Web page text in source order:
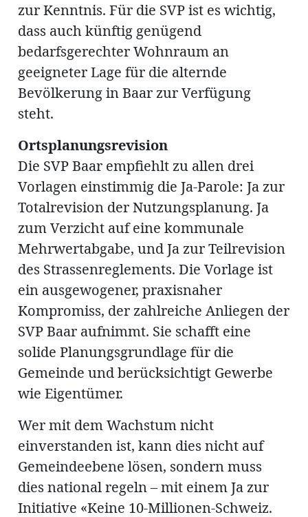
zur Kenntnis. Für die SVP ist es wichtig,
dass auch künftig genügend
bedarfsgerechter Wohnraum an
geeigneter Lage für die alternde
Bevölkerung in Baar zur Verfügung
steht.
Ortsplanungsrevision
Die SVP Baar empfiehlt zu allen drei
Vorlagen einstimmig die Ja-Parole: Ja zur
Totalrevision der Nutzungsplanung. Ja
zum Verzicht auf eine kommunale
Mehrwertabgabe, und Ja zur Teilrevision
des Strassenreglements. Die Vorlage ist
ein ausgewogener, praxisnaher
Kompromiss, der zahlreiche Anliegen der
SVP Baar aufnimmt. Sie schafft eine
solide Planungsgrundlage für die
Gemeinde und berücksichtigt Gewerbe
wie Eigentümer.
Wer mit dem Wachstum nicht
einverstanden ist, kann dies nicht auf
Gemeindeebene lösen, sondern muss
dies national regeln – mit einem Ja zur
Initiative «Keine 10-Millionen-Schweiz.